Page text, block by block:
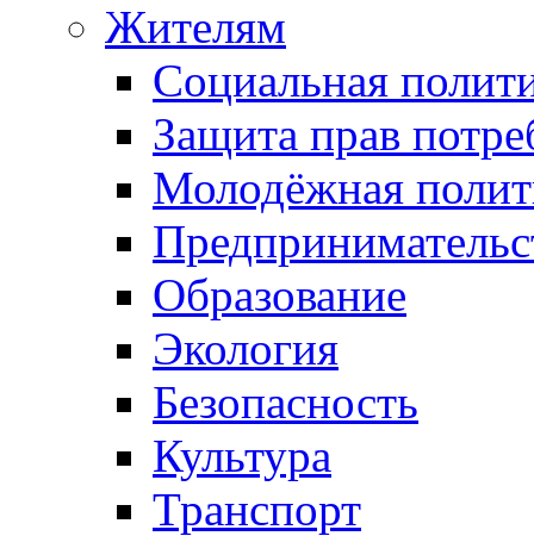
Жителям
Социальная
Защита прав
Молодёжная
Образование
Экология
Безопасность
Культура
Транспорт